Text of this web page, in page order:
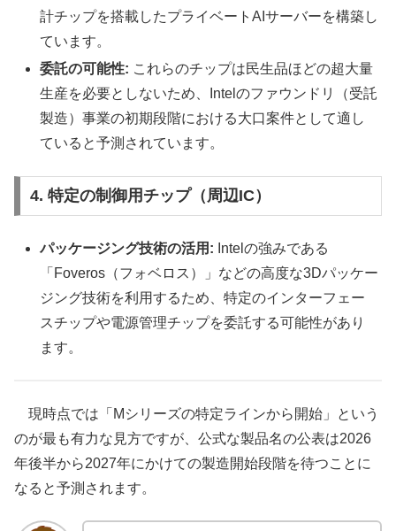
計チップを搭載したプライベートAIサーバーを構築し
ています。
委託の可能性: これらのチップは民生品ほどの超大量
生産を必要としないため、Intelのファウンドリ（受託
製造）事業の初期段階における大口案件として適し
ていると予測されています。
4. 特定の制御用チップ（周辺IC）
パッケージング技術の活用: Intelの強みである
「Foveros（フォベロス）」などの高度な3Dパッケー
ジング技術を利用するため、特定のインターフェー
スチップや電源管理チップを委託する可能性があり
ます。
現時点では「Mシリーズの特定ラインから開始」という
のが最も有力な見方ですが、公式な製品名の公表は2026
年後半から2027年にかけての製造開始段階を待つことに
なると予測されます。